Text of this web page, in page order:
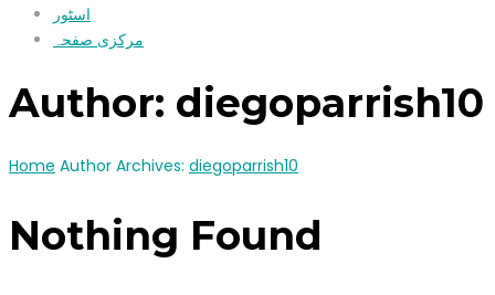
اسٹور
مرکزی صفحہ
Author: diegoparrish10
Home Author Archives: diegoparrish10
Nothing Found